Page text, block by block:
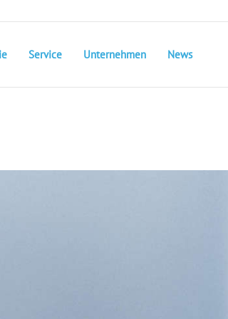
Service Unternehmen News